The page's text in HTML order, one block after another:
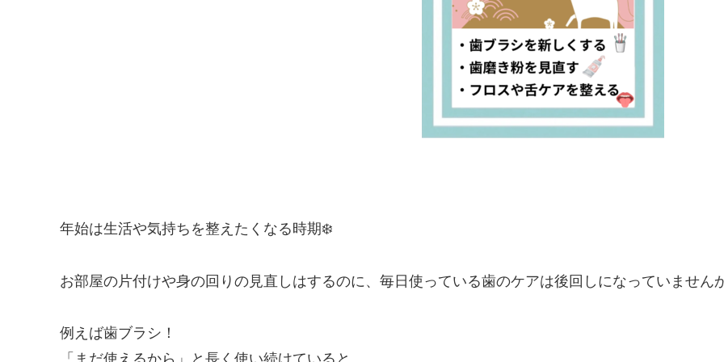
年始は生活や気持ちを整えたくなる時期❄️
お部屋の片付けや身の回りの見直しはするのに、毎日使っている歯のケアは後回しになっていません
例えば歯ブラシ！